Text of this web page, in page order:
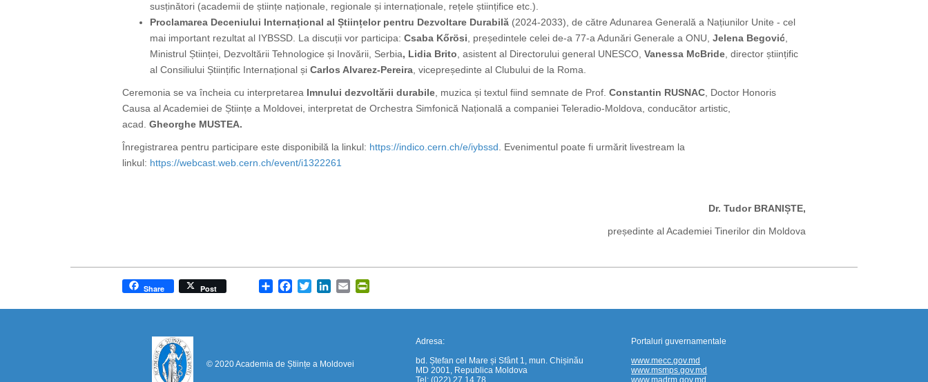
susținători (academii de științe naționale, regionale și internaționale, rețele științifice etc.).
Proclamarea Deceniului Internațional al Științelor pentru Dezvoltare Durabilă (2024-2033), de către Adunarea Generală a Națiunilor Unite - cel
mai important rezultat al IYBSSD. La discuții vor participa: Csaba Kőrösi , președintele celei de-a 77-a Adunări Generale a ONU, Jelena Begović
Ministrul Științei, Dezvoltării Tehnologice și Inovării, Serbia, Lidia Brito , asistent al Directorului general UNESCO, Vanessa McBride , director științific
al Consiliului Științific Internațional și Carlos Alvarez-Pereira , vicepreședinte al Clubului de la Roma.
Ceremonia se va încheia cu interpretarea Imnului dezvoltării durabile , muzica și textul fiind semnate de Prof. Constantin RUSNAC , Doctor Honoris
Causa al Academiei de Științe a Moldovei, interpretat de Orchestra Simfonică Națională a companiei Teleradio-Moldova, conducător artistic,
acad. Gheorghe MUSTEA.
Înregistrarea pentru participare este disponibilă la linkul: https://indico.cern.ch/e/iybssd . Evenimentul poate fi urmărit livestream la
linkul: https://webcast.web.cern.ch/event/i1322261
Dr. Tudor BRANIȘTE,
președinte al Academiei Tinerilor din Moldova
Share
Share Post Facebook
TwitterLinkedIn
Email
© 2020 Academia de Științe a Moldovei
Adresa:
bd. Ștefan cel Mare și Sfânt 1, mun. Chișinău
MD 2001, Republica Moldova
Tel: (022) 27 14 78
Portaluri guvernamentale
www.mecc.gov.md
www.msmps.gov.md
www.madrm.gov.md